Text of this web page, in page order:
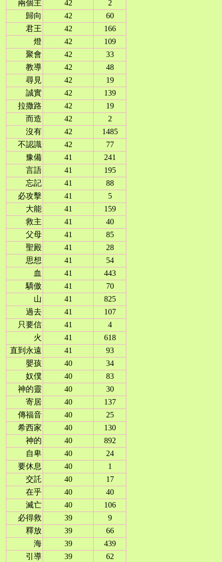
兩個主 42
2
歸向
42
60
君王
42
166
燈
42
109
聚會
42
33
教導
42
48
尋見
42
19
誠實
42
139
拉撒路
42
19
而造
42
2
沒有
42
1485
不認識
42
77
豫備
41
241
言語
41
195
忘記
41
88
必攻擊
41
5
大能
41
159
救主
41
40
父母
41
85
聖殿
41
28
思想
41
54
血
41
443
驕傲
41
70
山
41
825
過去
41
107
只要信
41
4
火
41
618
直到永遠
41
93
嬰孩
40
34
奴僕
40
83
神的靈
40
30
寄居
40
137
傳福音
40
25
希西家
40
130
神的
40
892
自卑
40
24
要休息
40
1
交託
40
17
在乎
40
40
滅亡
40
106
必得救
39
9
釋放
39
66
海
39
439
引導
39
62